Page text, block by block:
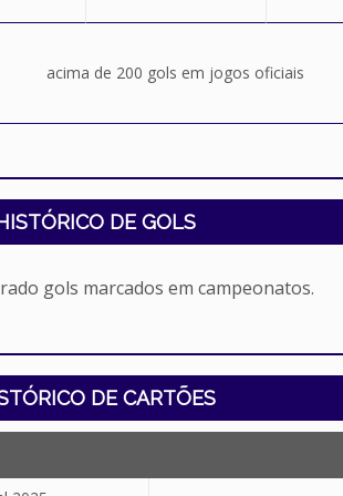
acima de 200 gols em jogos oficiais
DE GOLS
gols marcados em campeonatos.
DE CARTÕES